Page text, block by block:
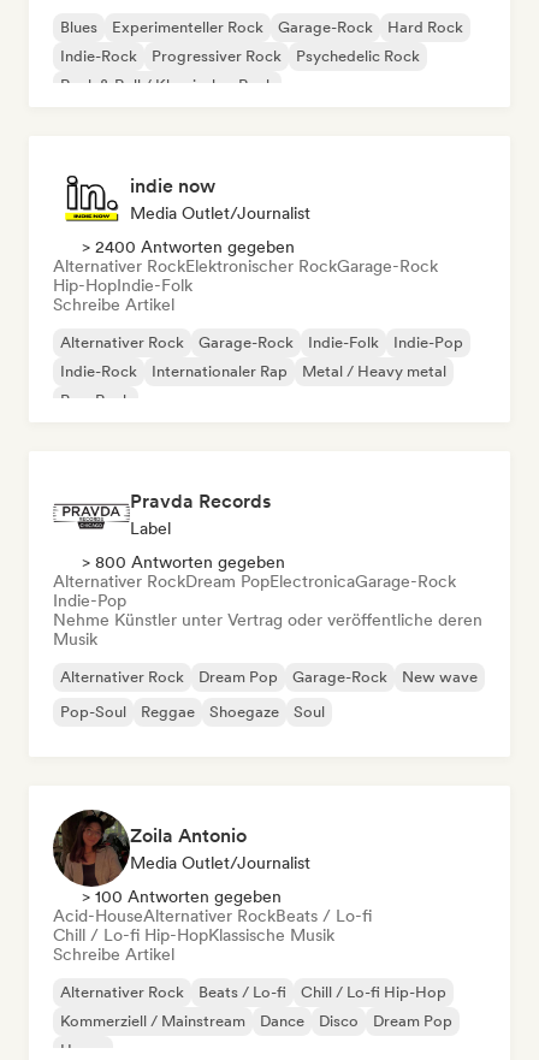
Blues Experimenteller Rock Garage-Rock
Hard Rock
Indie-Rock
Progressiver Rock
Psychedelic Rock
Rock & Roll / Klassischer Rock
indie now
Media Outlet/Journalist
> 2400 Antworten gegeben
Alternativer RockElektronischer RockGarage-Rock
Hip-HopIndie-Folk
Schreibe Artikel
Alternativer Rock Garage-Rock Indie-Folk
Indie-Pop
Indie-Rock
Internationaler Rap
Metal / Heavy metal
Pop-Rock
Pravda Records
Label
> 800 Antworten gegeben
Alternativer RockDream PopElectronicaGarage-Rock
Indie-Pop
Nehme Künstler unter Vertrag oder veröffentliche deren
Musik
Alternativer Rock Dream Pop Garage-Rock
New wave
Pop-Soul
Reggae Shoegaze Soul
Zoila Antonio
Media Outlet/Journalist
> 100 Antworten gegeben
Acid-HouseAlternativer RockBeats / Lo-fi
Chill / Lo-fi Hip-HopKlassische Musik
Schreibe Artikel
Alternativer Rock Beats / Lo-fi
Chill / Lo-fi Hip-Hop
Kommerziell / Mainstream
Dance Disco
Dream Pop
House